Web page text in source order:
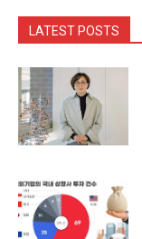
LATEST POSTS